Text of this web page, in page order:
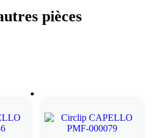
pièces